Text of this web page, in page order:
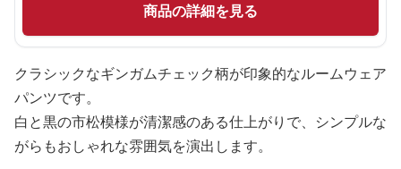
商品の詳細を見る
クラシックなギンガムチェック柄が印象的なルームウェア
パンツです。
白と黒の市松模様が清潔感のある仕上がりで、シンプルな
がらもおしゃれな雰囲気を演出します。